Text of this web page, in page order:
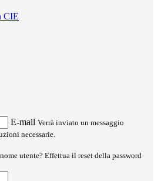
CIE
E-mail Verrà inviato un messaggio
necessarie.
utente? Effettua il reset della password